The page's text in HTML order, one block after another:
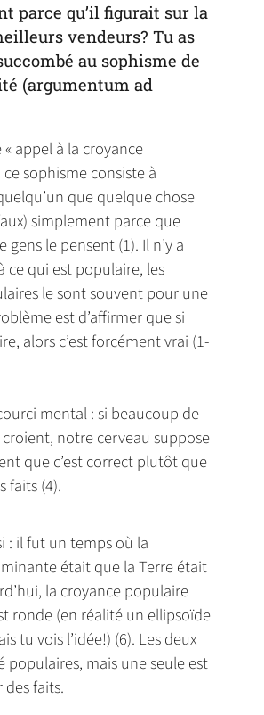
parce qu’il figurait sur la
vendeurs? Tu as
au sophisme de
(argumentum ad
appel à la croyance
sophisme consiste à
que quelque chose
simplement parce que
gens le pensent (1). Il n’y a
ce qui est populaire, les
le sont souvent pour une
est d’affirmer que si
alors c’est forcément vrai (1-
mental : si beaucoup de
notre cerveau suppose
que c’est correct plutôt que
faits (4).
: il fut un temps où la
était que la Terre était
la croyance populaire
ronde (en réalité un ellipsoïde
tu vois l’idée!) (6). Les deux
populaires, mais une seule est
faits.